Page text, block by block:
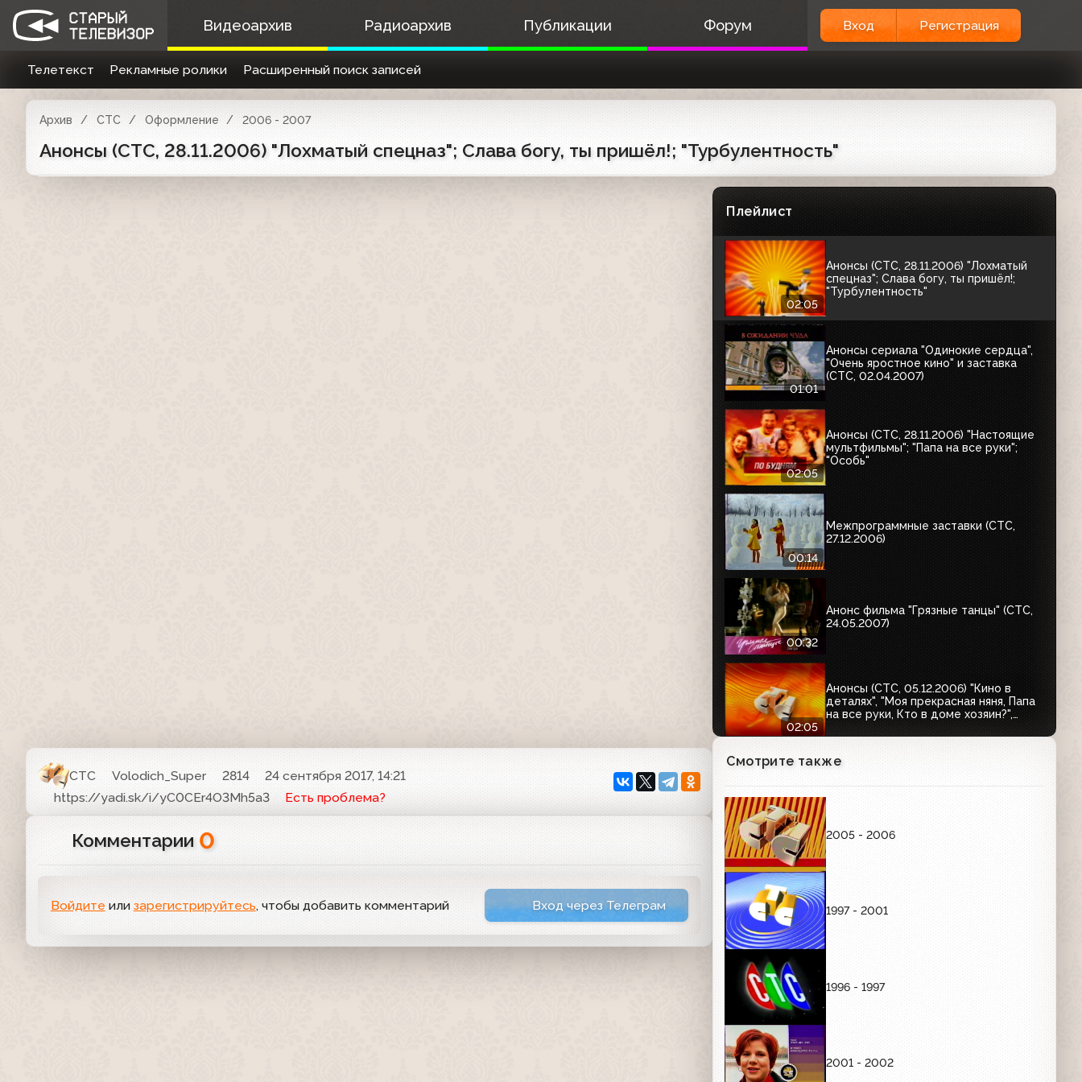
Видеоархив Радиоархив Публикации Форум Вход Регистрация
Телетекст Рекламные ролики Расширенный поиск записей
Архив СТС Оформление 2006 - 2007
Анонсы (СТС, 28.11.2006) "Лохматый спецназ"; Слава богу, ты пришёл!; "Турбулентность"
СТС Volodich_Super 2814
24 сентября 2017, 14:21
https://yadi.sk/i/yC0CEr4O3Mh5a3
Есть проблема?
Комментарии 0
Войдите или зарегистрируйтесь, чтобы добавить комментарий Вход через Телеграм
Плейлист
02:05
Анонсы (СТС, 04.12.2006) "Хорошие
шутки", "Слава богу, ты пришёл!",
"Жара")
00:23
Анонс сериалов "Моя прекрасная
02:05
Анонсы (СТС, 28.11.2006) "Лохматый
спецназ"; Слава богу, ты пришёл!;
"Турбулентность"
01:01
Анонсы сериала "Одинокие сердца",
"Очень яростное кино" и заставка
(СТС, 02.04.2007)
02:05
Анонсы (СТС, 28.11.2006) "Настоящие
мультфильмы"; "Папа на все руки";
"Особь"
00:14
Межпрограммные заставки (СТС,
27.12.2006)
00:32
Анонс фильма "Грязные танцы" (СТС,
24.05.2007)
02:05
Анонсы (СТС, 05.12.2006) "Кино в
деталях", "Моя прекрасная няня, Папа
на все руки, Кто в доме хозяин?",
00:32
02:06
02:05
02:06
Смотрите также
2005 - 2006
1997 - 2001
1996 - 1997
2001 - 2002